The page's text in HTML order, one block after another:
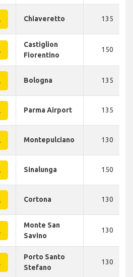
Chiaveretto 135
Castiglion
Fiorentino
150
Bologna 135
Parma Airport 135
Montepulciano 130
Sinalunga 150
Cortona 130
Monte San
Savino
130
Porto Santo
Stefano
130